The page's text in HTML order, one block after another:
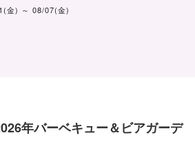
金) ～ 08/07(金)
年バーベキュー＆ビアガーデ